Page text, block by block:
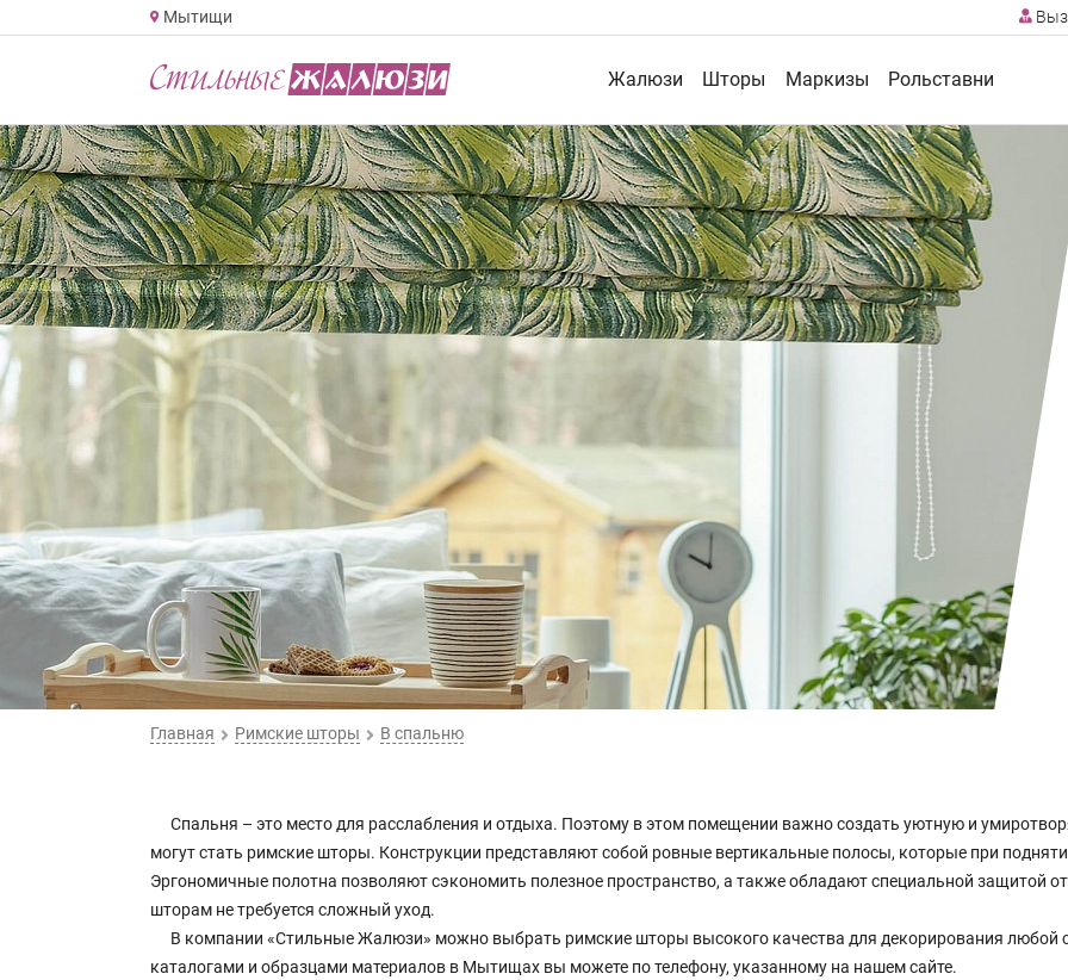
Мытищи
Жалюзи Шторы Маркизы Рольставни
Главная Римские шторы В спальню
Спальня – это место для расслабления и отдыха. Поэтому в этом помещении важно создать уютную и
могут стать римские шторы. Конструкции представляют собой ровные вертикальные полосы, которые при
Эргономичные полотна позволяют сэкономить полезное пространство, а также обладают специальной защитой
шторам не требуется сложный уход.
В компании «Стильные Жалюзи» можно выбрать римские шторы высокого качества для декорирования любой
каталогами и образцами материалов в Мытищах вы можете по телефону, указанному на нашем сайте.